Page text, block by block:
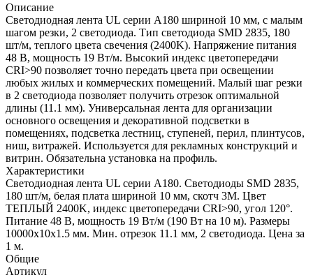
Описание
Светодиодная лента UL серии A180 шириной 10 мм, с малым
шагом резки, 2 светодиода. Тип светодиода SMD 2835, 180
шт/м, теплого цвета свечения (2400K). Напряжение питания
48 В, мощность 19 Вт/м. Высокий индекс цветопередачи
CRI>90 позволяет точно передать цвета при освещении
любых жилых и коммерческих помещений. Малый шаг резки
в 2 светодиода позволяет получить отрезок оптимальной
длины (11.1 мм). Универсальная лента для организации
основного освещения и декоративной подсветки в
помещениях, подсветка лестниц, ступеней, перил, плинтусов,
ниш, витражей. Используется для рекламных конструкций и
витрин. Обязательна установка на профиль.
Характеристики
Светодиодная лента UL серии A180. Светодиоды SMD 2835,
180 шт/м, белая плата шириной 10 мм, скотч 3M. Цвет
ТЕПЛЫЙ 2400K, индекс цветопередачи CRI>90, угол 120°.
Питание 48 В, мощность 19 Вт/м (190 Вт на 10 м). Размеры
10000x10x1.5 мм. Мин. отрезок 11.1 мм, 2 светодиода. Цена за
1 м.
Общие
Артикул